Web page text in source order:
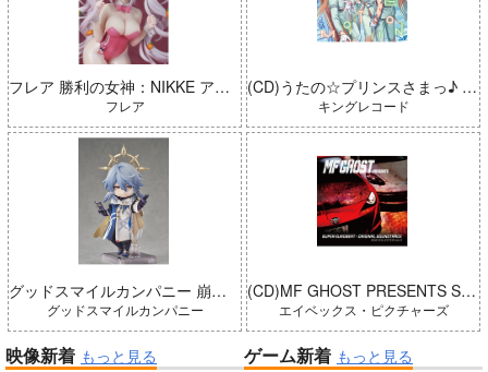
フレア 勝利の女神：NIKKE アリス：ワンダーランドバニー 完成品
フレア
グッドスマイルカンパニー 崩壊：スターレイル ねんどろいどどーる サンデー 完成品
グッドスマイルカンパニー
(CD)うたの☆プリンスさまっ♪ LIVE EMOTION 2nd Anniversary CD トキヤ・カミュ・瑛二・大和
キングレコード
(CD)MF GHOST PRESENTS SUPER EUROBEAT × ORIGINAL SOUNDTRACK NEW COLLECTION Vol.3
エイベックス・ピクチャーズ
映像新着 もっと見る ゲーム新着 もっと見る